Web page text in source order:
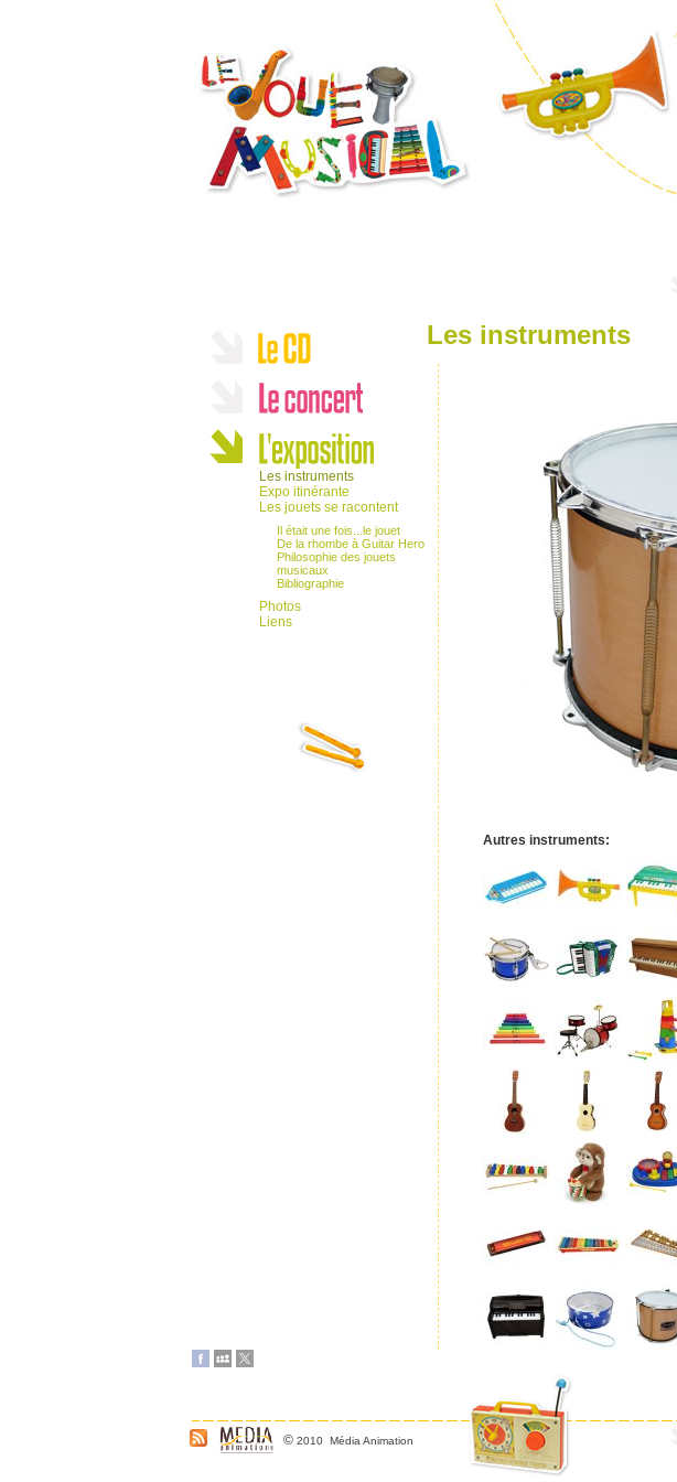
Les instruments
Expo itinérante
Les jouets se racontent
Il était une fois...le jouet
De la rhombe à Guitar Hero
Philosophie des jouets
musicaux
Bibliographie
Photos
Liens
Les instruments
Autres instruments:
© 2010 Média Animation